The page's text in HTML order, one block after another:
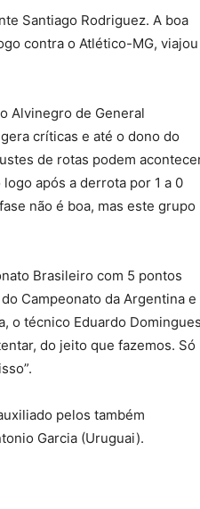
Santiago Rodriguez. A boa
contra o Atlético-MG, viajou
Alvinegro de General
críticas e até o dono do
de rotas podem
após a derrota por 1 a 0
não é boa, mas este grupo
Brasileiro com 5 pontos
Campeonato da Argentina e
o técnico Eduardo
do jeito que fazemos. Só
pelos também
Garcia (Uruguai).